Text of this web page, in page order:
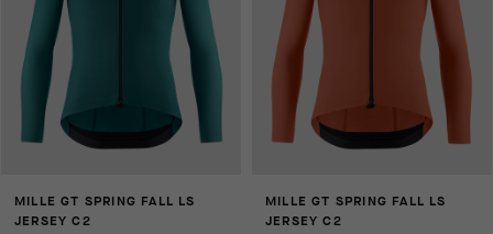
MILLE GT SPRING FALL LS
JERSEY C2
MILLE GT SPRING FALL LS
JERSEY C2